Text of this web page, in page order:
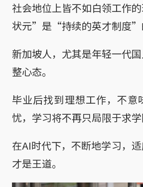
社会地位上皆不如白领工作
状元”是“持续的英才制度”
新加坡人，尤其是年轻一代
整心态。
毕业后找到理想工作，不意
忧，学习将不再只局限于求学
在AI时代下，不断地学习，适
才是王道。